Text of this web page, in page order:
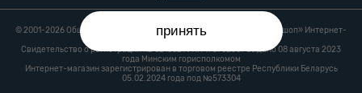
© 2001-2026 Общество с ограниченной ответственностью «Гарденшоп» Интернет-
магазин «БЕККЕР™» 24/7
Свидетельство о регистрации № 0218821 УНП 193702687 выдано 08 августа 2023
года Минским горисполкомом
Интернет-магазин зарегистрирован в торговом реестре Республики Беларусь
05.02.2024 года под №573304
принять